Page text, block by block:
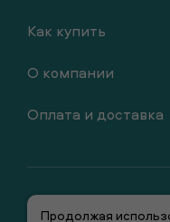
Как купить
О компании
Оплата и доставка
Продолжая